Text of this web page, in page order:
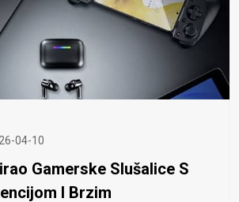
04-10
Gamerske Slušalice S
I Brzim